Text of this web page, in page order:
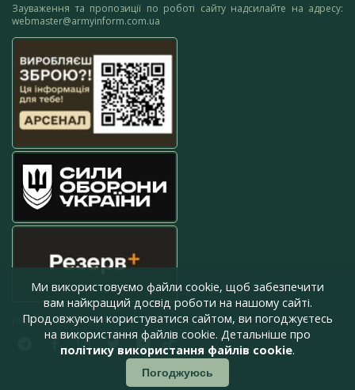
Зауваження та пропозиції по роботі сайту надсилайте на адресу:
webmaster@armyinform.com.ua
press@armyinform.com.ua
Ми використовуємо файли cookie, щоб забезпечити
вам найкращий досвід роботи на нашому сайті.
Продовжуючи користуватися сайтом, ви погоджуєтесь
на використання файлів cookie. Детальніше про
політику використання файлів cookie.
Погоджуюсь